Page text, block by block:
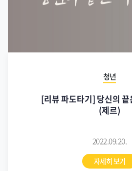
청년
[리뷰 파도타기] 당신의
(제르)
2022.09.20.
자세히 보기